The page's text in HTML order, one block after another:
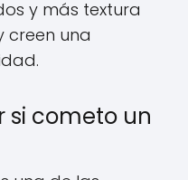
y más textura
creen una
si cometo un